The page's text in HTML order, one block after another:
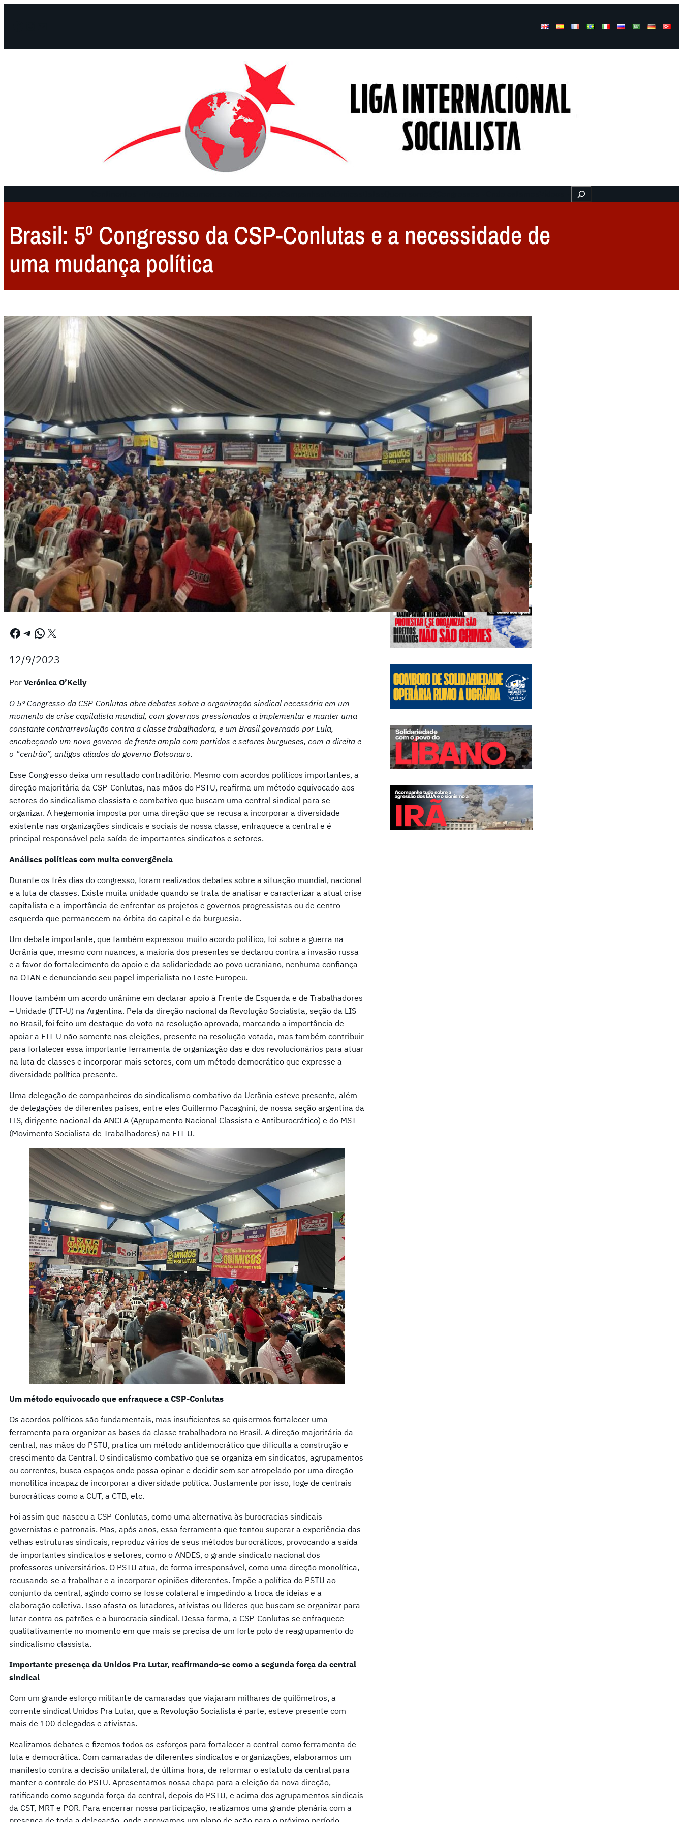
Buscar
Brasil: 5º Congresso da CSP-Conlutas e a necessidade de
uma mudança política
Facebook Telegram WhatsApp X
12/9/2023
Por Verónica O’Kelly
O 5º Congresso da CSP-Conlutas abre debates sobre a organização sindical necessária em um
momento de crise capitalista mundial, com governos pressionados a implementar e manter uma
constante contrarrevolução contra a classe trabalhadora, e um Brasil governado por Lula,
encabeçando um novo governo de frente ampla com partidos e setores burgueses, com a direita e
o “centrão”, antigos aliados do governo Bolsonaro.
Esse Congresso deixa um resultado contraditório. Mesmo com acordos políticos importantes, a
direção majoritária da CSP-Conlutas, nas mãos do PSTU, reafirma um método equivocado aos
setores do sindicalismo classista e combativo que buscam uma central sindical para se
organizar. A hegemonia imposta por uma direção que se recusa a incorporar a diversidade
existente nas organizações sindicais e sociais de nossa classe, enfraquece a central e é
principal responsável pela saída de importantes sindicatos e setores.
Análises políticas com muita convergência
Durante os três dias do congresso, foram realizados debates sobre a situação mundial, nacional
e a luta de classes. Existe muita unidade quando se trata de analisar e caracterizar a atual crise
capitalista e a importância de enfrentar os projetos e governos progressistas ou de centro-
esquerda que permanecem na órbita do capital e da burguesia.
Um debate importante, que também expressou muito acordo político, foi sobre a guerra na
Ucrânia que, mesmo com nuances, a maioria dos presentes se declarou contra a invasão russa
e a favor do fortalecimento do apoio e da solidariedade ao povo ucraniano, nenhuma confiança
na OTAN e denunciando seu papel imperialista no Leste Europeu.
Houve também um acordo unânime em declarar apoio à Frente de Esquerda e de Trabalhadores
– Unidade (FIT-U) na Argentina. Pela da direção nacional da Revolução Socialista, seção da LIS
no Brasil, foi feito um destaque do voto na resolução aprovada, marcando a importância de
apoiar a FIT-U não somente nas eleições, presente na resolução votada, mas também contribuir
para fortalecer essa importante ferramenta de organização das e dos revolucionários para atuar
na luta de classes e incorporar mais setores, com um método democrático que expresse a
diversidade política presente.
Uma delegação de companheiros do sindicalismo combativo da Ucrânia esteve presente, além
de delegações de diferentes países, entre eles Guillermo Pacagnini, de nossa seção argentina da
LIS, dirigente nacional da ANCLA (Agrupamento Nacional Classista e Antiburocrático) e do MST
(Movimento Socialista de Trabalhadores) na FIT-U.
Um método equivocado que enfraquece a CSP-Conlutas
Os acordos políticos são fundamentais, mas insuficientes se quisermos fortalecer uma
ferramenta para organizar as bases da classe trabalhadora no Brasil. A direção majoritária da
central, nas mãos do PSTU, pratica um método antidemocrático que dificulta a construção e
crescimento da Central. O sindicalismo combativo que se organiza em sindicatos, agrupamentos
ou correntes, busca espaços onde possa opinar e decidir sem ser atropelado por uma direção
monolítica incapaz de incorporar a diversidade política. Justamente por isso, foge de centrais
burocráticas como a CUT, a CTB, etc.
Foi assim que nasceu a CSP-Conlutas, como uma alternativa às burocracias sindicais
governistas e patronais. Mas, após anos, essa ferramenta que tentou superar a experiência das
velhas estruturas sindicais, reproduz vários de seus métodos burocráticos, provocando a saída
de importantes sindicatos e setores, como o ANDES, o grande sindicato nacional dos
professores universitários. O PSTU atua, de forma irresponsável, como uma direção monolítica,
recusando-se a trabalhar e a incorporar opiniões diferentes. Impõe a política do PSTU ao
conjunto da central, agindo como se fosse colateral e impedindo a troca de ideias e a
elaboração coletiva. Isso afasta os lutadores, ativistas ou líderes que buscam se organizar para
lutar contra os patrões e a burocracia sindical. Dessa forma, a CSP-Conlutas se enfraquece
qualitativamente no momento em que mais se precisa de um forte polo de reagrupamento do
sindicalismo classista.
Importante presença da Unidos Pra Lutar, reafirmando-se como a segunda força da central
sindical
Com um grande esforço militante de camaradas que viajaram milhares de quilômetros, a
corrente sindical Unidos Pra Lutar, que a Revolução Socialista é parte, esteve presente com
mais de 100 delegados e ativistas.
Realizamos debates e fizemos todos os esforços para fortalecer a central como ferramenta de
luta e democrática. Com camaradas de diferentes sindicatos e organizações, elaboramos um
manifesto contra a decisão unilateral, de última hora, de reformar o estatuto da central para
manter o controle do PSTU. Apresentamos nossa chapa para a eleição da nova direção,
ratificando como segunda força da central, depois do PSTU, e acima dos agrupamentos sindicais
da CST, MRT e POR. Para encerrar nossa participação, realizamos uma grande plenária com a
Edições anteriores